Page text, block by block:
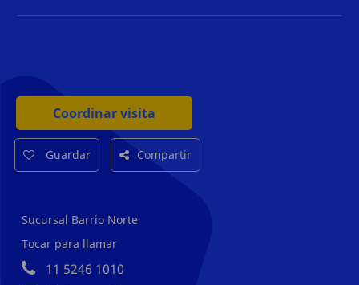
Coordinar visita
Guardar Compartir
Sucursal Barrio Norte
Tocar para llamar
11 5246 1010